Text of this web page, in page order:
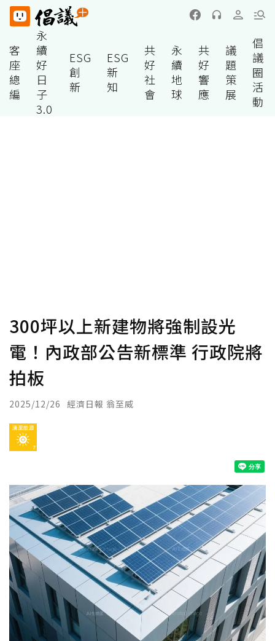
客
座
總
編
永
續
好
日
子
3.0
ESG
創
新
ESG
新
知
共
好
社
會
永
續
地
球
共
好
響
應
議
題
策
展
倡
議
圈
活
動
300坪以上新建物將強制設光
電！內政部公告新標準 行政院將
拍板
2025/12/26 經濟日報 翁至威